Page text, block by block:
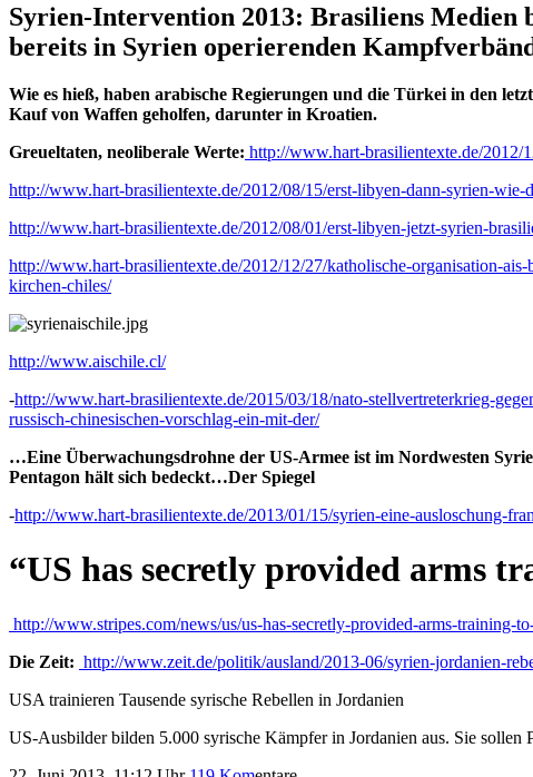
Syrien-Intervention 2013: Brasiliens
bereits in Syrien operierenden
Wie es hieß, haben arabische Regierungen und die Türkei in den
Kauf von Waffen geholfen, darunter in Kroatien.
Greueltaten, neoliberale Werte: http://www.hart-brasilientexte.de/2012/
http://www.hart-brasilientexte.de/2012/08/15/erst-libyen-dann-syrien-
http://www.hart-brasilientexte.de/2012/08/01/erst-libyen-jetzt-syrien-
http://www.hart-brasilientexte.de/2012/12/27/katholische-organisation-
kirchen-chiles/
http://www.aischile.cl/
-http://www.hart-brasilientexte.de/2015/03/18/nato-stellvertreterkrieg-
russisch-chinesischen-vorschlag-ein-mit-der/
…Eine Überwachungsdrohne der US-Armee ist im Nordwesten
Pentagon hält sich bedeckt…Der Spiegel
-http://www.hart-brasilientexte.de/2013/01/15/syrien-eine-ausloschung-
“US has secretly provided arms
http://www.stripes.com/news/us/us-has-secretly-provided-arms-training-
Die Zeit: http://www.zeit.de/politik/ausland/2013-06/syrien-jordanien-
USA trainieren Tausende syrische Rebellen in Jordanien
US-Ausbilder bilden 5.000 syrische Kämpfer in Jordanien aus. Sie